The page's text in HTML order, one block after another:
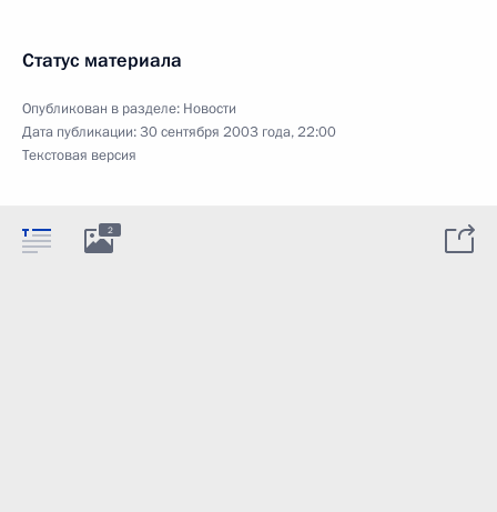
Статус материала
Опубликован в разделе: Новости
Дата публикации:30 сентября 2003 года, 22:00
Текстовая версия
2